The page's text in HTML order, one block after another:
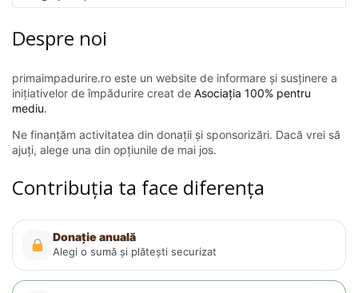
Despre noi
primaimpadurire.ro este un website de informare și susținere a
inițiativelor de împădurire creat de Asociația 100% pentru
mediu.
Ne finanțăm activitatea din donații și sponsorizări. Dacă vrei să
ajuți, alege una din opțiunile de mai jos.
Contribuția ta face diferența
Donație anuală
Alegi o sumă și plătești securizat